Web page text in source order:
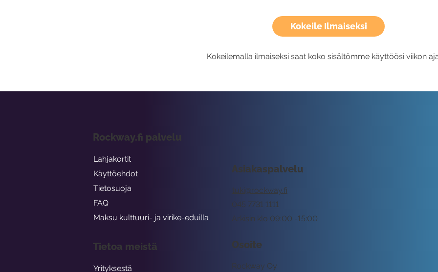
Kokeile Ilmaiseksi
Kokeilemalla ilmaiseksi saat koko sisältömme käyttöösi viikon
Asiakaspalvelu
tuki@rockway.fi
Arkisin klo 09:00 -15:00
045 7731 1111
Osoite
Rockway Oy
Rockway.fi palvelu
Lahjakortit
Käyttöehdot
Tietosuoja
FAQ
Maksu kulttuuri- ja virike-eduilla
Tietoa meistä
Yrityksestä